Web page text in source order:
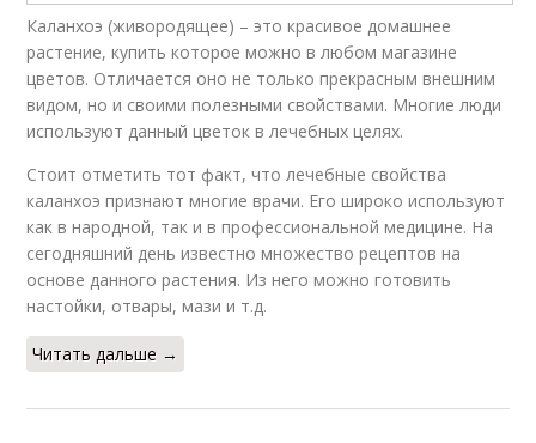
Каланхоэ (живородящее) – это красивое домашнее
растение, купить которое можно в любом магазине
цветов. Отличается оно не только прекрасным внешним
видом, но и своими полезными свойствами. Многие люди
используют данный цветок в лечебных целях.
Стоит отметить тот факт, что лечебные свойства
каланхоэ признают многие врачи. Его широко используют
как в народной, так и в профессиональной медицине. На
сегодняшний день известно множество рецептов на
основе данного растения. Из него можно готовить
настойки, отвары, мази и т.д.
Читать дальше →